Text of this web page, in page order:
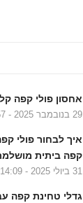
אחסון פולי קפה
29 בנובמבר 2025 - 19:57
איך לבחור פולי
קפה ביתית
31 ביולי 2025 - 14:09
גדלי טחינת קפה